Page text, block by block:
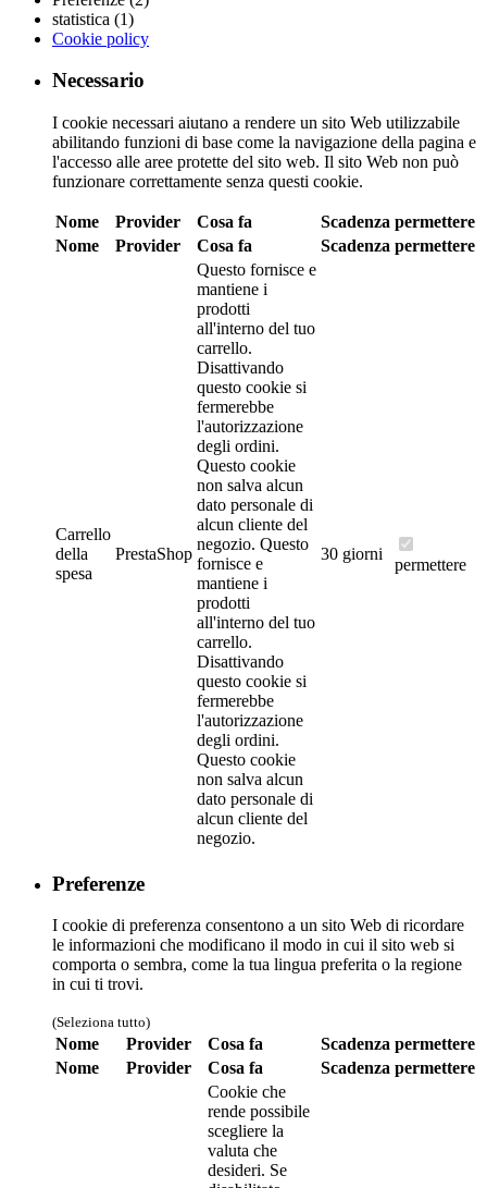
statistica (1)
Cookie policy
Necessario
I cookie necessari aiutano a rendere un sito Web utilizzabile
abilitando funzioni di base come la navigazione della pagina e
l'accesso alle aree protette del sito web. Il sito Web non può
funzionare correttamente senza questi cookie.
Nome Provider Cosa fa Scadenza permettere
Nome
Provider Cosa fa Scadenza permettere
Carrello
della
spesa
PrestaShop
Questo fornisce e
mantiene i
prodotti
all'interno del tuo
carrello.
Disattivando
questo cookie si
fermerebbe
l'autorizzazione
degli ordini.
Questo cookie
non salva alcun
dato personale di
alcun cliente del
negozio. Questo
fornisce e
mantiene i
prodotti
all'interno del tuo
carrello.
Disattivando
questo cookie si
fermerebbe
l'autorizzazione
degli ordini.
Questo cookie
non salva alcun
dato personale di
alcun cliente del
negozio.
30 giorni
permettere
Preferenze
I cookie di preferenza consentono a un sito Web di ricordare
le informazioni che modificano il modo in cui il sito web si
comporta o sembra, come la tua lingua preferita o la regione
in cui ti trovi.
(Seleziona tutto)
Nome Provider Cosa fa Scadenza permettere
Nome
Provider Cosa fa Scadenza permettere
Cookie che
rende possibile
scegliere la
valuta che
desideri. Se